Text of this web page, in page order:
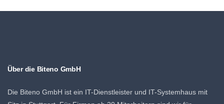
Über die Biteno GmbH
Die Biteno GmbH ist ein IT-Dienstleister und IT-Systemhaus mit